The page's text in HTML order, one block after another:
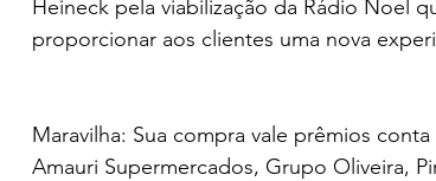
Heineck pela viabilização da Rádio Noel
proporcionar aos clientes uma nova
Maravilha: Sua compra vale prêmios
Amauri Supermercados, Grupo Oliveira,